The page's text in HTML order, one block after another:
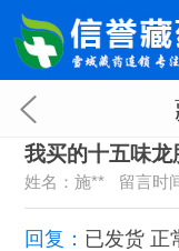
我买的十五味龙
姓名：施** 留言时
回复： 已发货 正